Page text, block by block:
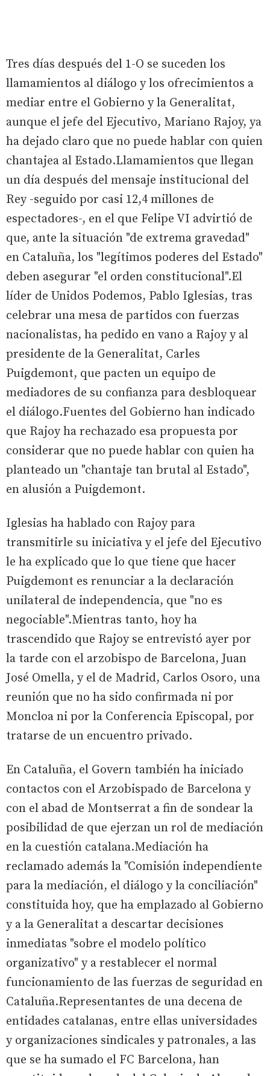
Tres días después del 1-O se suceden los
llamamientos al diálogo y los ofrecimientos a
mediar entre el Gobierno y la Generalitat,
aunque el jefe del Ejecutivo, Mariano Rajoy, ya
ha dejado claro que no puede hablar con quien
chantajea al Estado.Llamamientos que llegan
un día después del mensaje institucional del
Rey -seguido por casi 12,4 millones de
espectadores-, en el que Felipe VI advirtió de
que, ante la situación "de extrema gravedad"
en Cataluña, los "legítimos poderes del Estado"
deben asegurar "el orden constitucional".El
líder de Unidos Podemos, Pablo Iglesias, tras
celebrar una mesa de partidos con fuerzas
nacionalistas, ha pedido en vano a Rajoy y al
presidente de la Generalitat, Carles
Puigdemont, que pacten un equipo de
mediadores de su confianza para desbloquear
el diálogo.Fuentes del Gobierno han indicado
que Rajoy ha rechazado esa propuesta por
considerar que no puede hablar con quien ha
planteado un "chantaje tan brutal al Estado",
en alusión a Puigdemont.
Iglesias ha hablado con Rajoy para
transmitirle su iniciativa y el jefe del Ejecutivo
le ha explicado que lo que tiene que hacer
Puigdemont es renunciar a la declaración
unilateral de independencia, que "no es
negociable".Mientras tanto, hoy ha
trascendido que Rajoy se entrevistó ayer por
la tarde con el arzobispo de Barcelona, Juan
José Omella, y el de Madrid, Carlos Osoro, una
reunión que no ha sido confirmada ni por
Moncloa ni por la Conferencia Episcopal, por
tratarse de un encuentro privado.
En Cataluña, el Govern también ha iniciado
contactos con el Arzobispado de Barcelona y
con el abad de Montserrat a fin de sondear la
posibilidad de que ejerzan un rol de mediación
en la cuestión catalana.Mediación ha
reclamado además la "Comisión independiente
para la mediación, el diálogo y la conciliación"
constituida hoy, que ha emplazado al Gobierno
y a la Generalitat a descartar decisiones
inmediatas "sobre el modelo político
organizativo" y a restablecer el normal
funcionamiento de las fuerzas de seguridad en
Cataluña.Representantes de una decena de
entidades catalanas, entre ellas universidades
y organizaciones sindicales y patronales, a las
que se ha sumado el FC Barcelona, han